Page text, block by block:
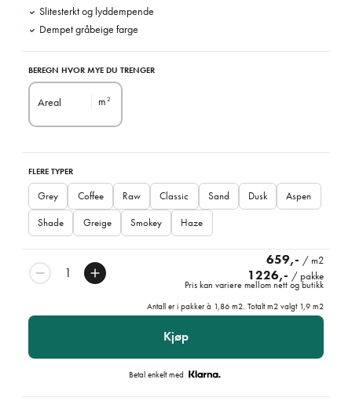
Slitesterkt og lyddempende
Dempet gråbeige farge
BEREGN HVOR MYE DU TRENGER
Areal m 2
FLERE TYPER
Grey Coffee Raw Classic Sand Dusk
Aspen
Shade
Greige Smokey Haze
659,- / m2
1226,- / pakke
Pris kan variere mellom nett og butikk
Antall er i pakker à 1,86 m2. Totalt m2 valgt 1,9 m2
Kjøp
Betal enkelt med